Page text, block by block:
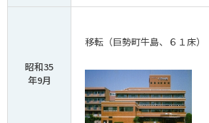
昭和35
年9月
移転（巨勢町牛島、６１床）